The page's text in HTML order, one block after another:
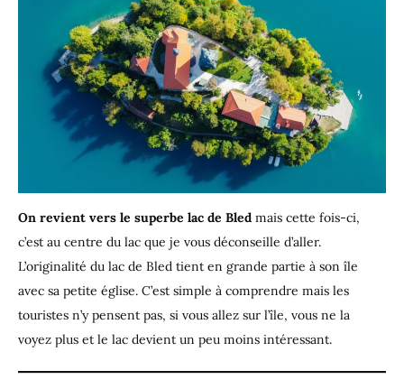
On revient vers le superbe lac de Bled mais cette fois-ci,
c’est au centre du lac que je vous déconseille d’aller.
L’originalité du lac de Bled tient en grande partie à son île
avec sa petite église. C’est simple à comprendre mais les
touristes n’y pensent pas, si vous allez sur l’île, vous ne la
voyez plus et le lac devient un peu moins intéressant.